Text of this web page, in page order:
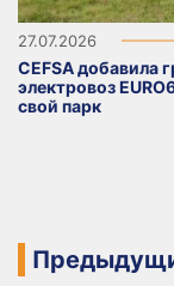
27.07.2026
CEFSA добавила
электровоз
свой парк